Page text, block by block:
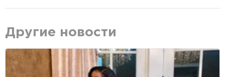
Другие новости